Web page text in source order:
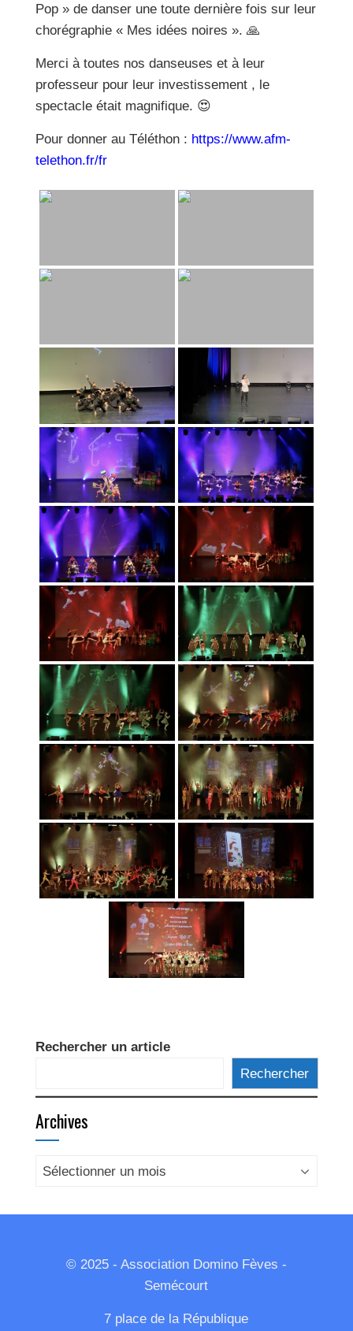
Pop » de danser une toute dernière fois sur leur
chorégraphie « Mes idées noires ». 🙏
Merci à toutes nos danseuses et à leur
professeur pour leur investissement , le
spectacle était magnifique. 😍
Pour donner au Téléthon : https://www.afm-
telethon.fr/fr
Rechercher un article
Rechercher
Archives
Archives
© 2025 - Association Domino Fèves -
Semécourt
7 place de la République